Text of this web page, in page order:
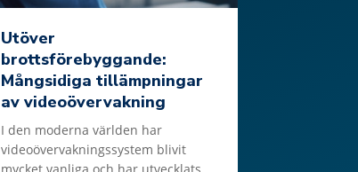
Utöver
brottsförebyggande:
Mångsidiga tillämpningar
av videoövervakning
I den moderna världen har
videoövervakningssystem blivit